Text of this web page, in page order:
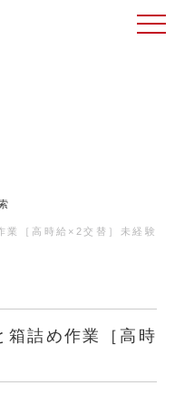
業［高時給×2交替］未経験
詰め作業［高時